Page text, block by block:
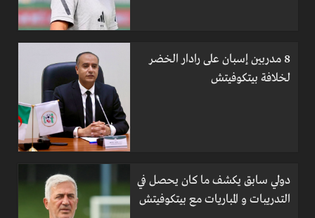
8 مدربين إسبان على رادار الخضر
لخلافة بيتكوفيتش
دولي سابق يكشف ما كان يحصل في
التدريبات و المباريات مع بيتكوفيتش